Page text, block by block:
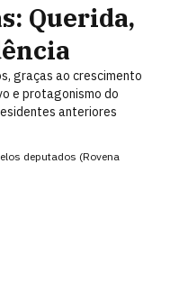
Querida,
graças ao crescimento
e protagonismo do
anteriores
deputados (Rovena